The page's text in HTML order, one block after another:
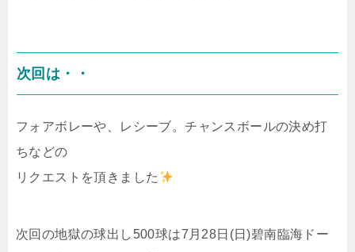
次回は・・
フォアボレーや、レシーブ。チャンスボールの決め打
ちなどの
リクエストを頂きました
次回の地獄の球出し500球は7月28日(日)碧南臨海ドー